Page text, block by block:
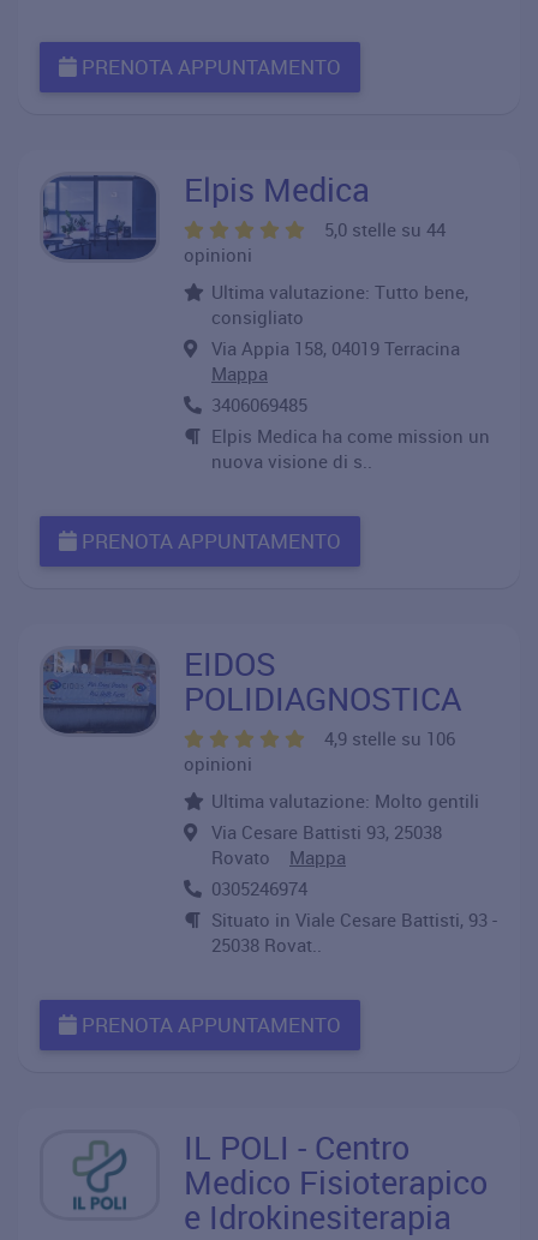
PRENOTA APPUNTAMENTO
Elpis Medica
5,0 stelle su 44
opinioni
Ultima valutazione: Tutto bene,
consigliato
Via Appia 158, 04019 Terracina
Mappa
3406069485
Elpis Medica ha come mission un
nuova visione di s..
PRENOTA APPUNTAMENTO
EIDOS
POLIDIAGNOSTICA
4,9 stelle su 106
opinioni
Ultima valutazione: Molto gentili
Via Cesare Battisti 93, 25038
Rovato Mappa
0305246974
Situato in Viale Cesare Battisti, 93 -
25038 Rovat..
PRENOTA APPUNTAMENTO
IL POLI - Centro
Medico Fisioterapico
e Idrokinesiterapia